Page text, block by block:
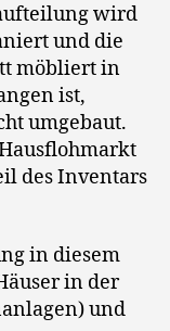
wird
und die
möbliert in
ist,
umgebaut.
des Inventars
in diesem
in der
und